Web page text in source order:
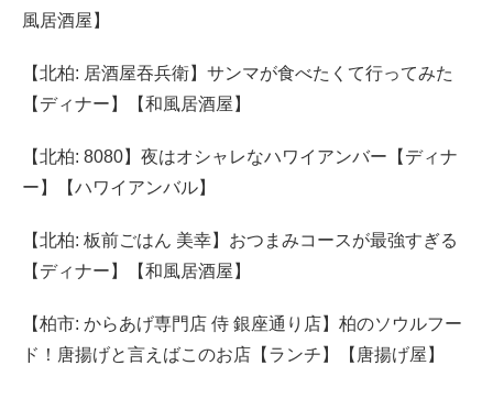
風居酒屋】
【北柏: 居酒屋吞兵衛】サンマが食べたくて行ってみた
【ディナー】【和風居酒屋】
【北柏: 8080】夜はオシャレなハワイアンバー【ディナ
ー】【ハワイアンバル】
【北柏: 板前ごはん 美幸】おつまみコースが最強すぎる
【ディナー】【和風居酒屋】
【柏市: からあげ専門店 侍 銀座通り店】柏のソウルフー
ド！唐揚げと言えばこのお店【ランチ】【唐揚げ屋】